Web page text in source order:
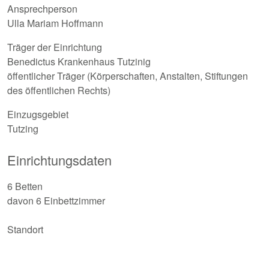
Ansprechperson
Ulla Mariam Hoffmann
Träger der Einrichtung
Benedictus Krankenhaus Tutzinig
öffentlicher Träger (Körperschaften, Anstalten, Stiftungen
des öffentlichen Rechts)
Einzugsgebiet
Tutzing
Einrichtungsdaten
6 Betten
davon 6 Einbettzimmer
Standort